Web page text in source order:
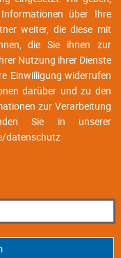
über Ihre
weiter, die diese mit
die Sie ihnen zur
Nutzung ihrer Dienste
Einwilligung widerrufen
darüber und zu den
zur Verarbeitung
Sie in unserer
datenschutz